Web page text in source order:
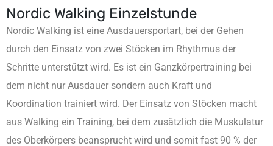
Nordic Walking Einzelstunde
Nordic Walking ist eine Ausdauersportart, bei der Gehen
durch den Einsatz von zwei Stöcken im Rhythmus der
Schritte unterstützt wird. Es ist ein Ganzkörpertraining bei
dem nicht nur Ausdauer sondern auch Kraft und
Koordination trainiert wird. Der Einsatz von Stöcken macht
aus Walking ein Training, bei dem zusätzlich die Muskulatur
des Oberkörpers beansprucht wird und somit fast 90 % der